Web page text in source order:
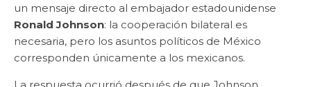
un mensaje directo al embajador estadounidense
Ronald Johnson: la cooperación bilateral es
necesaria, pero los asuntos políticos de México
corresponden únicamente a los mexicanos.